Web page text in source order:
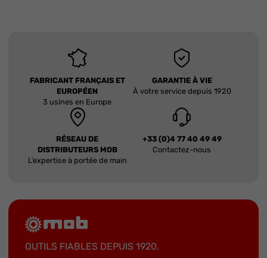
FABRICANT FRANÇAIS ET
EUROPÉEN
3 usines en Europe
GARANTIE À VIE
À votre service depuis 1920
RÉSEAU DE
DISTRIBUTEURS MOB
L’expertise à portée de main
+33 (0)4 77 40 49 49
Contactez-nous
OUTILS FIABLES DEPUIS 1920.